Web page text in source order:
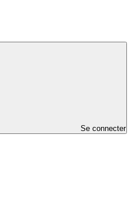
Se connecter